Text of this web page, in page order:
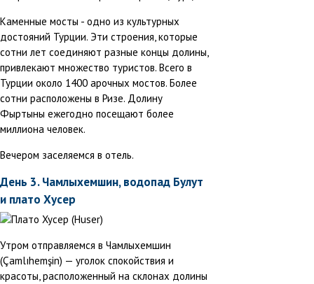
Каменные мосты - одно из культурных
достояний Турции. Эти строения, которые
сотни лет соединяют разные концы долины,
привлекают множество туристов. Всего в
Турции около 1400 арочных мостов. Более
сотни расположены в Ризе. Долину
Фыртыны ежегодно посещают более
миллиона человек.
Вечером заселяемся в отель.
День 3. Чамлыхемшин, водопад Булут
и плато Хусер
Утром отправляемся в Чамлыхемшин
(Çamlıhemşin) — уголок спокойствия и
красоты, расположенный на склонах долины